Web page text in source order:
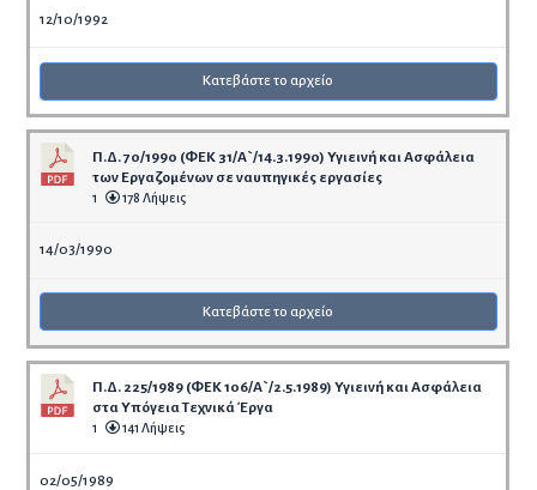
12/10/1992
Κατεβάστε το αρχείο
Π.Δ. 70/1990 (ΦΕΚ 31/Α`/14.3.1990) Υγιεινή και Ασφάλεια
των Εργαζομένων σε ναυπηγικές εργασίες
1 178 Λήψεις
14/03/1990
Κατεβάστε το αρχείο
Π.Δ. 225/1989 (ΦΕΚ 106/Α`/2.5.1989) Υγιεινή και Ασφάλεια
στα Υπόγεια Τεχνικά Έργα
1 141 Λήψεις
02/05/1989